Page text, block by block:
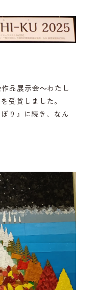
品展示会～わたし
受賞しました。
り』に続き、なん